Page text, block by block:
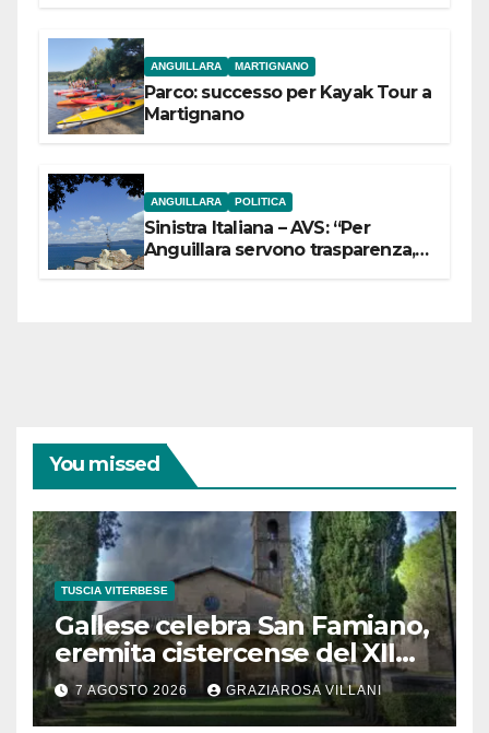
ANGUILLARA MARTIGNANO
Parco: successo per Kayak Tour a
Martignano
ANGUILLARA POLITICA
Sinistra Italiana – AVS: “Per
Anguillara servono trasparenza,
You missed
TUSCIA VITERBESE
Gallese celebra San Famiano,
eremita cistercense del XII
secolo
7 AGOSTO 2026 GRAZIAROSA VILLANI